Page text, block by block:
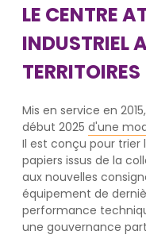
LE CENTRE
INDUSTRIEL
TERRITOIRES
Mis en service en
début 2025 d'une
Il est conçu pour trier
papiers issus de la
aux nouvelles
équipement de
performance
une gouvernance